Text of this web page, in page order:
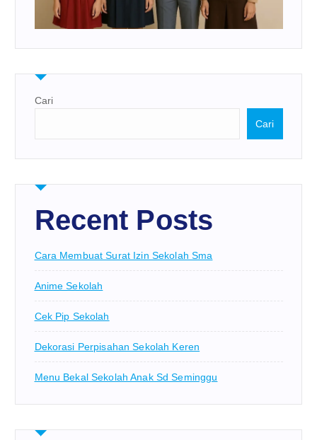
Cari
Cari
Recent Posts
Cara Membuat Surat Izin Sekolah Sma
Anime Sekolah
Cek Pip Sekolah
Dekorasi Perpisahan Sekolah Keren
Menu Bekal Sekolah Anak Sd Seminggu